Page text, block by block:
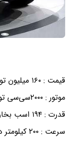
قیمت : ۱۶۰ میلیون تومان
موتور : ۲۰۰۰سی‌سی توربو
قدرت : ۱۹۴ اسب بخار
سرعت : ۲۰۰ کیلومتر در ساعت